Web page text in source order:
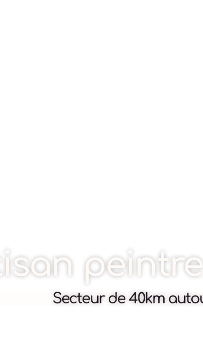
Secteur de 40km